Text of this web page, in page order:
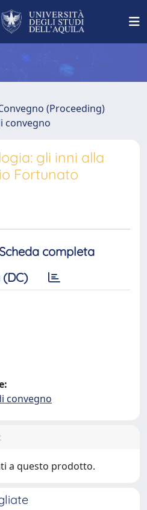
(Proceeding)
convegno
gli inni alla
Fortunato
completa
convegno
a questo prodotto.